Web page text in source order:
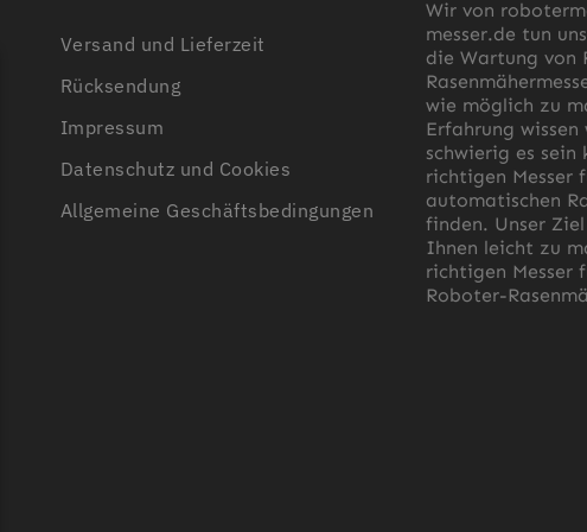
Versand und Lieferzeit
Rücksendung
Impressum
Datenschutz und Cookies
Allgemeine Geschäftsbedingungen
Wir von
messer.de tun
die Wartung von
wie möglich zu
Erfahrung wissen
schwierig es sein
richtigen Messer
automatischen
finden. Unser
Ihnen leicht zu
richtigen Messer
Roboter-